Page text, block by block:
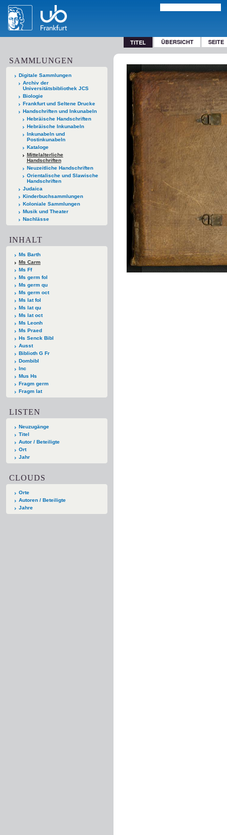
TITEL ÜBERSICHT SEITE
SAMMLUNGEN
Digitale Sammlungen
Archiv der
Universitätsbibliothek JCS
Biologie
Frankfurt und Seltene Drucke
Handschriften und Inkunabeln
Hebräische Handschriften
Hebräische Inkunabeln
Inkunabeln und
Postinkunabeln
Kataloge
Mittelalterliche
Handschriften
Neuzeitliche Handschriften
Orientalische und Slawische
Handschriften
Judaica
Kinderbuchsammlungen
Koloniale Sammlungen
Musik und Theater
Nachlässe
INHALT
Ms Barth
Ms Carm
Ms Ff
Ms germ fol
Ms germ qu
Ms germ oct
Ms lat fol
Ms lat qu
Ms lat oct
Ms Leonh
Ms Praed
Hs Senck Bibl
Ausst
Biblioth G Fr
Dombibl
Inc
Mus Hs
Fragm germ
Fragm lat
LISTEN
Neuzugänge
Titel
Autor / Beteiligte
Ort
Jahr
CLOUDS
Orte
Autoren / Beteiligte
Jahre